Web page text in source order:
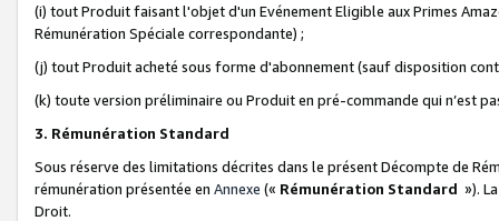
(i) tout Produit faisant l'objet d'un Evénement Eligible aux Primes
Rémunération Spéciale correspondante) ;
(j) tout Produit acheté sous forme d'abonnement (sauf disposition
(k) toute version préliminaire ou Produit en pré-commande qui n’est
3. Rémunération Standard
Sous réserve des limitations décrites dans le présent Décompte de
rémunération présentée en Annexe (« Rémunération Standard »).
Droit.